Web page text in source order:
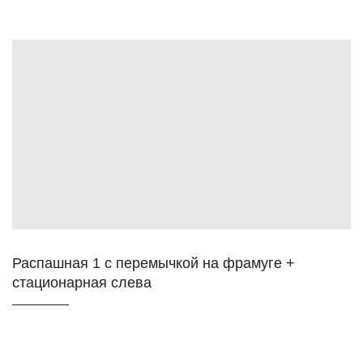
Распашная 1 с перемычкой на фрамуге +
стационарная слева